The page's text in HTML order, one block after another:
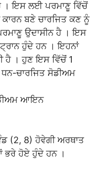
। ਇਸ ਲਈ ਪਰਮਾਣੂ ਵਿੱਚੋਂ
ਬਣੇ ਚਾਰਜਿਤ ਕਣ ਨੂੰ
ਉਦਾਸੀਨ ਹੈ । ਇਸ
ਹੁੰਦੇ ਹਨ । ਇਹਨਾਂ
ਹੈ । ਹੁਣ ਇਸ ਵਿੱਚੋਂ 1
ਚਾਰਜਿਤ ਸੋਡੀਅਮ
ਆਇਨ
(2, 8) ਹੋਵੇਗੀ ਅਰਥਾਤ
ਭਰੇ ਹੋਏ ਹੁੰਦੇ ਹਨ ।